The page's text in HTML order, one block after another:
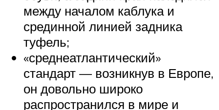
между началом каблука и
срединной линией задника
туфель;
«среднеатлантический»
стандарт — возникнув в Европе,
он довольно широко
распространился в мире и